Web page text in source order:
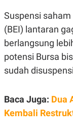
Suspensi saham
(BEI) lantaran
berlangsung
potensi Bursa
sudah
Baca Juga: Dua
Kembali